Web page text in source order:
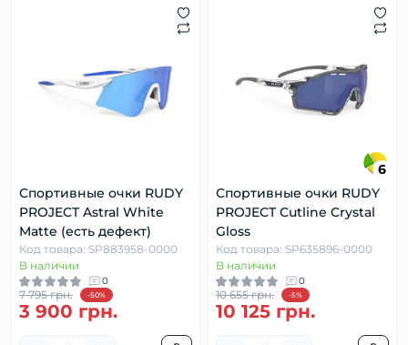
Спортивные очки RUDY
PROJECT Astral White
Matte (есть дефект)
Код товара: SP883958-0000
В наличии
0
7 795 грн. -50%
3 900 грн.
6
Спортивные очки RUDY
PROJECT Cutline Crystal
Gloss
Код товара: SP635896-0000
В наличии
0
10 655 грн. -5%
10 125 грн.